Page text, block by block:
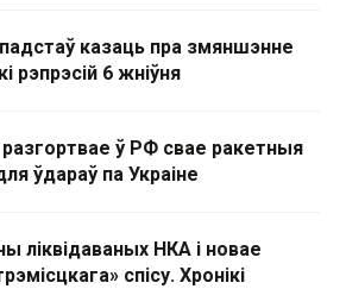
казаць пра змяншэнне
рэпрэсій 6 жніўня
ў РФ свае ракетныя
ўдараў па Украіне
ліквідаваных НКА і новае
спісу. Хронікі